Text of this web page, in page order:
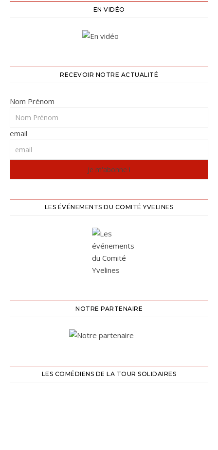
EN VIDÉO
RECEVOIR NOTRE ACTUALITÉ
Nom Prénom
email
LES ÉVÉNEMENTS DU COMITÉ YVELINES
NOTRE PARTENAIRE
LES COMÉDIENS DE LA TOUR SOLIDAIRES